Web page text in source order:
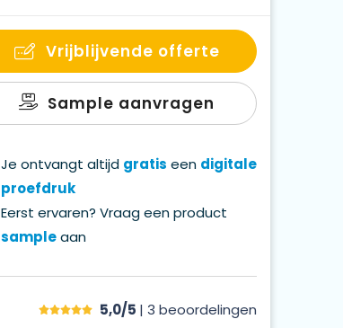
Vrijblijvende offerte
Sample aanvragen
Je ontvangt altijd gratis een digitale
proefdruk
Eerst ervaren? Vraag een product
sampleaan
5,0/5 | 3 beoordelingen